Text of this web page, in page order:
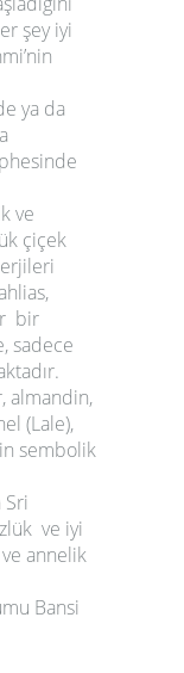
şey iyi
ya da
ve
çiçek
bir
sadece
almandin,
(Lale),
sembolik
ve iyi
annelik
Bansi